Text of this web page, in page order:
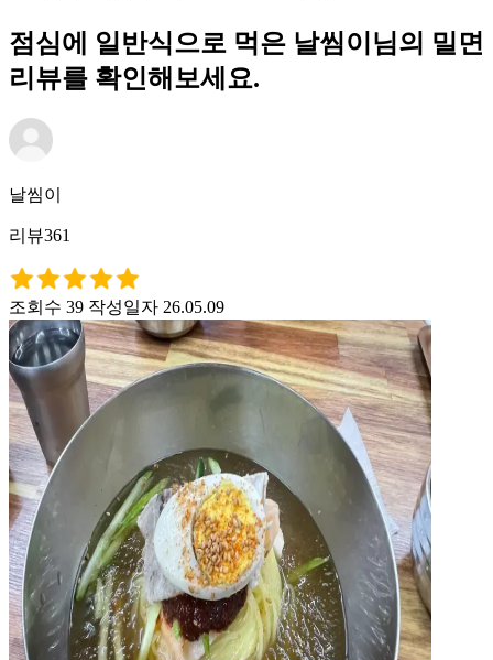
점심에 일반식으로 먹은 날씸이님의 밀면
리뷰를 확인해보세요.
날씸이
리뷰361
조회수 39 작성일자 26.05.09